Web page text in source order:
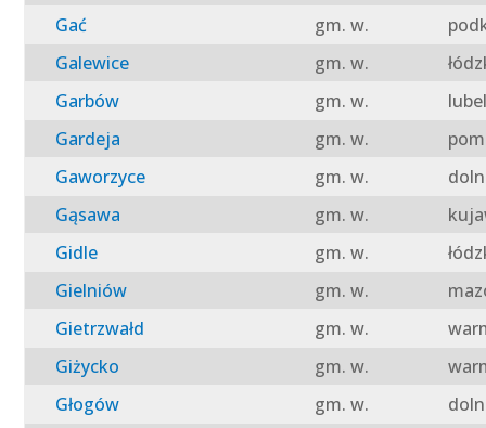
Gać
gm. w.
Galewice
gm. w.
Garbów
gm. w.
Gardeja
gm. w.
Gaworzyce
gm. w.
Gąsawa
gm. w.
Gidle
gm. w.
Gielniów
gm. w.
Gietrzwałd
gm. w.
Giżycko
gm. w.
Głogów
gm. w.